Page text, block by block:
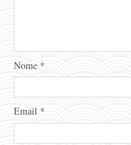
Nome *
Email *